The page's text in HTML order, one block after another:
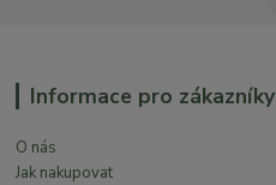
Informace pro zákazníky
O nás
Jak nakupovat